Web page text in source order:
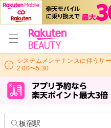
システムメンテナンスに伴うサ
2:00〜5:30
板宿駅